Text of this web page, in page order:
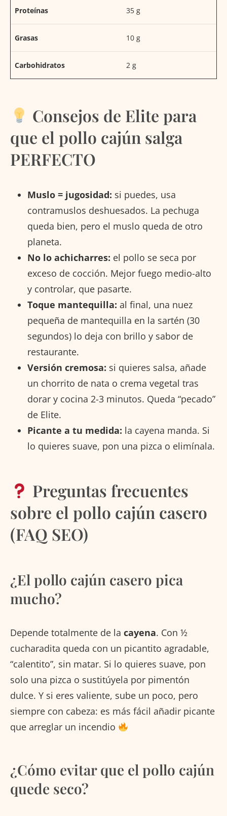
Proteínas 35 g
Grasas 10 g
Carbohidratos 2 g
Consejos de Elite para
que el pollo cajún salga
PERFECTO
Muslo = jugosidad: si puedes, usa
contramuslos deshuesados. La pechuga
queda bien, pero el muslo queda de otro
planeta.
No lo achicharres: el pollo se seca por
exceso de cocción. Mejor fuego medio-alto
y controlar, que pasarte.
Toque mantequilla: al final, una nuez
pequeña de mantequilla en la sartén (30
segundos) lo deja con brillo y sabor de
restaurante.
Versión cremosa: si quieres salsa, añade
un chorrito de nata o crema vegetal tras
dorar y cocina 2-3 minutos. Queda “pecado”
de Elite.
Picante a tu medida: la cayena manda. Si
lo quieres suave, pon una pizca o elimínala.
Preguntas frecuentes
sobre el pollo cajún casero
(FAQ SEO)
¿El pollo cajún casero pica
mucho?
Depende totalmente de la cayena. Con ½
cucharadita queda con un picantito agradable,
“calentito”, sin matar. Si lo quieres suave, pon
solo una pizca o sustitúyela por pimentón
dulce. Y si eres valiente, sube un poco, pero
siempre con cabeza: es más fácil añadir picante
que arreglar un incendio
¿Cómo evitar que el pollo cajún
quede seco?